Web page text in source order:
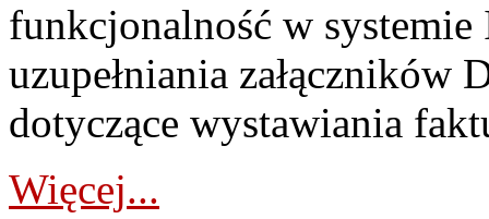
funkcjonalność w
uzupełniania załączników
dotyczące wystawiania
Więcej...